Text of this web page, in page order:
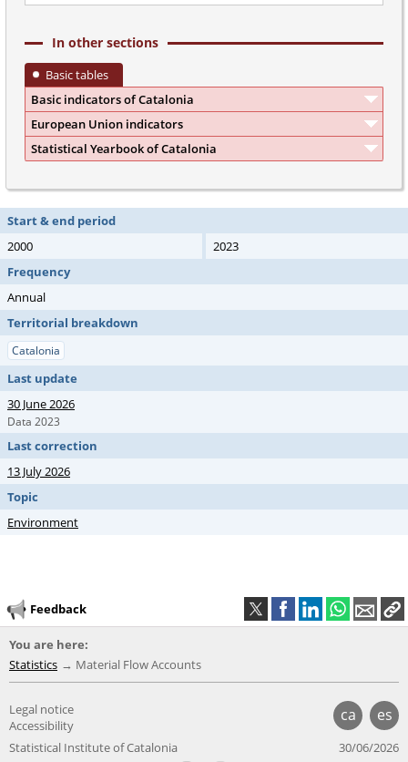
In other sections
Basic tables
Basic indicators of Catalonia
European Union indicators
Statistical Yearbook of Catalonia
Start & end period
2000
2023
Frequency
Annual
Territorial breakdown
Catalonia
Last update
30 June 2026
Data 2023
Last correction
13 July 2026
Topic
Environment
Feedback
You are here:
Statistics
Material Flow Accounts
ca es
Legal notice
Accessibility
Statistical Institute of Catalonia
30/06/2026